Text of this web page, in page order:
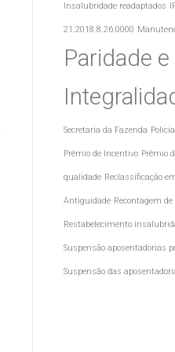
Insalubridade readaptados
21.2018.8.26.0000
Paridade e
Secretaria da Fazenda
Prêmio de Incentivo Prêmio
qualidade Reclassificação
Antiguidade Recontagem de
Restabelecimento
Suspensão aposentadorias
Suspensão das